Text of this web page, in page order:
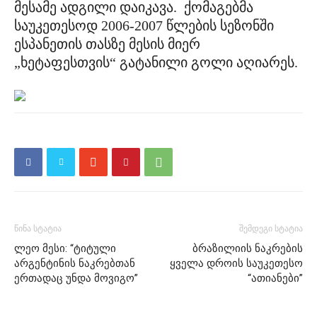
მესამე ადგილი დაიკავა. ქომაგებმა
საუკეთესოდ 2006-2007 წლების სეზონში
ესპანეთის თასზე მესის მიერ
„ხეტაფესთვის“ გატანილი გოლი აღიარეს.
წინა სტატია
ლეო მესი: “ტიტული
არგენტინის ნაკრებთან
ერთადაც უნდა მოვიგო”
შემდეგი სტატია
ბრაზილიის ნაკრების
ყველა დროის საუკეთესო
“ათიანები”